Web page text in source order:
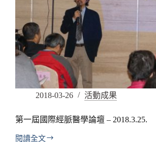
2018-03-26 活動成果
第一屆國際經脈醫學論壇 – 2018.3.25.
閱讀全文